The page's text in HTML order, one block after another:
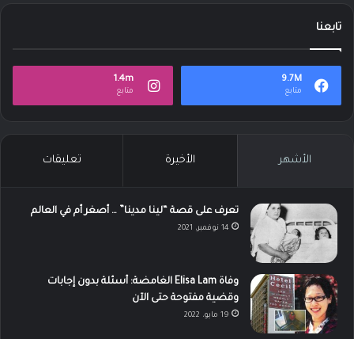
تابعنا
9.7M
متابع
1.4m
متابع
الأشهر الأخيرة تعليقات
تعرف على قصة “لينا مدينا” … أصغر أم في العالم
14 نوفمبر، 2021
وفاة Elisa Lam الغامضة: أسئلة بدون إجابات
وقضية مفتوحة حتى الآن
19 مايو، 2022